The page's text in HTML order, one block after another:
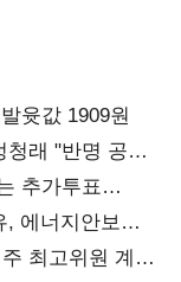
윳값 1909원
래 "반명 공세
추가투표
에너지안보
최고위원 계파